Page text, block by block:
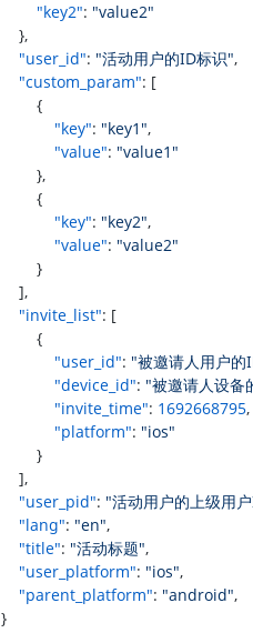
        "key2"
: "value2"
    },
    "user_id"
: "活动用户的ID标识",
    "custom_param"
: [
        {
            "key"
: "key1",
            "value"
: "value1"
        },
        {
            "key"
: "key2",
            "value"
: "value2"
        }
    ],
    "invite_list"
: [
        {
            "user_id"
: "被邀请人用户的
            "device_id"
: "被邀请人设备
            "invite_time"
: 1692668795,
            "platform"
: "ios"
        }
    ],
    "user_pid"
: "活动用户的上级用
    "lang"
: "en",
    "title"
: "活动标题",
    "user_platform"
: "ios",
    "parent_platform"
: "android",
}